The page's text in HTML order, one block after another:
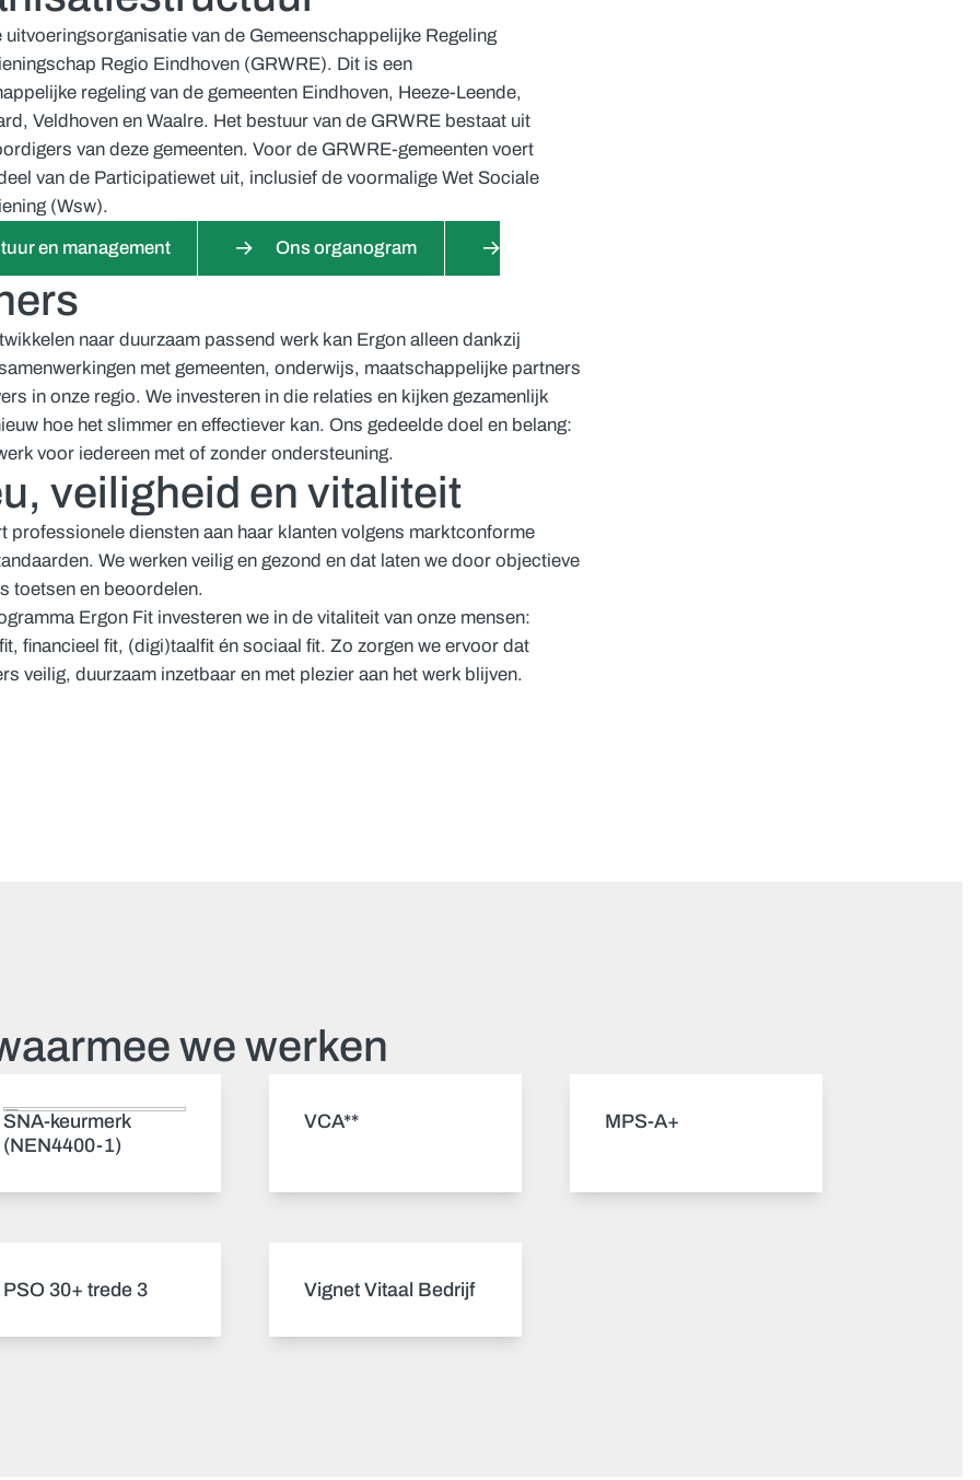
uitvoeringsorganisatie van de Gemeenschappelijke Regeling
Regio Eindhoven (GRWRE). Dit is een
regeling van de gemeenten Eindhoven, Heeze-Leende,
Veldhoven en Waalre. Het bestuur van de GRWRE bestaat uit
van deze gemeenten. Voor de GRWRE-gemeenten voert
van de Participatiewet uit, inclusief de voormalige Wet Sociale
(Wsw).
en management
Ons organogram
naar duurzaam passend werk kan Ergon alleen dankzij
met gemeenten, onderwijs, maatschappelijke partners
in onze regio. We investeren in die relaties en kijken gezamenlijk
hoe het slimmer en effectiever kan. Ons gedeelde doel en belang:
voor iedereen met of zonder ondersteuning.
veiligheid en vitaliteit
professionele diensten aan haar klanten volgens marktconforme
We werken veilig en gezond en dat laten we door objectieve
toetsen en beoordelen.
Ergon Fit investeren we in de vitaliteit van onze mensen:
financieel fit, (digi)taalfit én sociaal fit. Zo zorgen we ervoor dat
veilig, duurzaam inzetbaar en met plezier aan het werk blijven.
we werken
SNA-keurmerk
(NEN4400-1)
VCA** MPS-A+
PSO 30+ trede 3 Vignet Vitaal Bedrijf